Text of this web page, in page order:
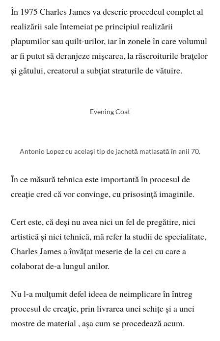
În 1975 Charles James va descrie procedeul complet al
realizării sale întemeiat pe principiul realizării
plapumilor sau quilt-urilor, iar în zonele în care volumul
ar fi putut să deranjeze mișcarea, la răscroiturile brațelor
și gâtului, creatorul a subțiat straturile de vătuire.
Evening Coat
Antonio Lopez cu același tip de jachetă matlasată în anii 70.
În ce măsură tehnica este importantă în procesul de
creație cred că vor convinge, cu prisosință imaginile.
Cert este, că deși nu avea nici un fel de pregătire, nici
artistică și nici tehnică, mă refer la studii de specialitate,
Charles James a învățat meserie de la cei cu care a
colaborat de-a lungul anilor.
Nu l-a mulțumit defel ideea de neimplicare în întreg
procesul de creație, prin livrarea unei schițe și a unei
mostre de material , așa cum se procedează acum.